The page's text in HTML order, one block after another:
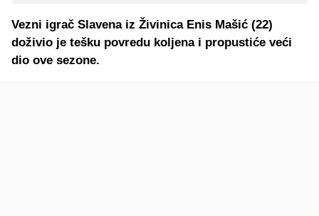
Vezni igrač Slavena iz Živinica Enis Mašić (22)
doživio je tešku povredu koljena i propustiće veći
dio ove sezone.